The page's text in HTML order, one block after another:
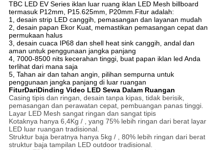
TBC LED EV Series iklan luar ruang iklan LED Mesh billboard
termasuk P12mm, P15.625mm, P20mm.Fitur adalah:
1, desain strip LED canggih, pemasangan dan layanan mudah
2, desain papan Ekor Kuat, memastikan pemasangan cepat dan
permukaan halus
3, desain cuaca IP68 dan shell heat sink canggih, andal dan
aman untuk penggunaan jangka panjang
4, 7000-8500 nits kecerahan tinggi, buat papan iklan led Anda
terlihat dari mana saja
5, Tahan air dan tahan angin, pilihan sempurna untuk
penggunaan jangka panjang di luar ruangan
FiturDariDinding Video LED Sewa Dalam Ruangan
Casing tipis dan ringan, desain tanpa kipas, tidak berisik,
pemasangan dan perawatan cepat, pembuangan panas tinggi.
Layar LED Mesh sangat ringan dan sangat tipis
Kotaknya hanya 6,4Kg / , yang 75% lebih ringan dari berat layar
LED luar ruangan tradisional.
Struktur baja beratnya hanya 5kg / , 80% lebih ringan dari berat
struktur baja tampilan LED outdoor tradisional.